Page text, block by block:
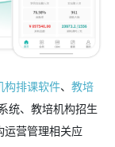
构排课软件、教培
统、教培机构招生
运营管理相关应